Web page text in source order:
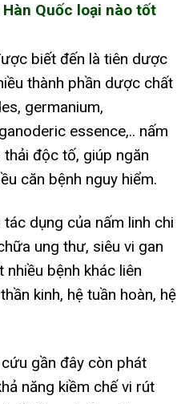
Quốc loại nào tốt
biết đến là tiên dược
thành phần dược chất
germanium,
essence,.. nấm
độc tố, giúp ngăn
căn bệnh nguy hiểm.
dụng của nấm linh chi
ung thư, siêu vi gan
nhiều bệnh khác liên
kinh, hệ tuần hoàn, hệ
gần đây còn phát
năng kiềm chế vi rút